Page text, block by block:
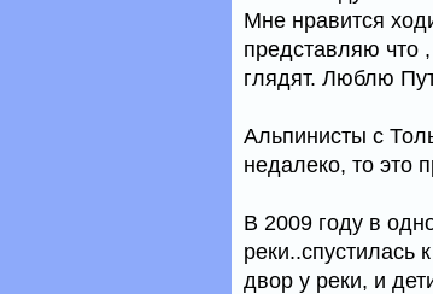
Мне нравится
представляю что
глядят. Люблю
Альпинисты с
недалеко, то это
В 2009 году в
реки..спустилась
двор у реки, и